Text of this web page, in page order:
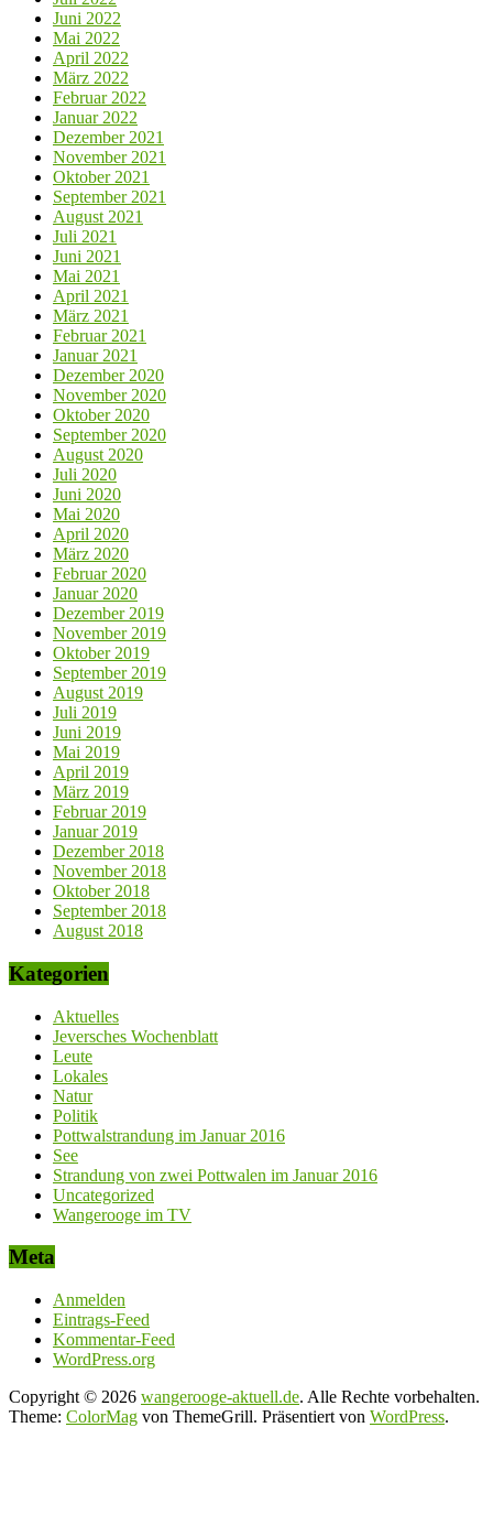
Juni 2022
Mai 2022
April 2022
März 2022
Februar 2022
Januar 2022
Dezember 2021
November 2021
Oktober 2021
September 2021
August 2021
Juli 2021
Juni 2021
Mai 2021
April 2021
März 2021
Februar 2021
Januar 2021
Dezember 2020
November 2020
Oktober 2020
September 2020
August 2020
Juli 2020
Juni 2020
Mai 2020
April 2020
März 2020
Februar 2020
Januar 2020
Dezember 2019
November 2019
Oktober 2019
September 2019
August 2019
Juli 2019
Juni 2019
Mai 2019
April 2019
März 2019
Februar 2019
Januar 2019
Dezember 2018
November 2018
Oktober 2018
September 2018
August 2018
Kategorien
Aktuelles
Jeversches Wochenblatt
Leute
Lokales
Natur
Politik
Pottwalstrandung im Januar 2016
See
Strandung von zwei Pottwalen im Januar 2016
Uncategorized
Wangerooge im TV
Meta
Anmelden
Eintrags-Feed
Kommentar-Feed
WordPress.org
Copyright © 2026 wangerooge-aktuell.de. Alle Rechte vorbehalten.
Theme: ColorMag von ThemeGrill. Präsentiert von WordPress.